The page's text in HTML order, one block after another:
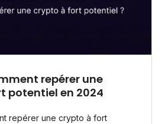
repérer une
potentiel en 2024
repérer une crypto à fort